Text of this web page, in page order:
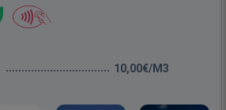
10,00€/M3